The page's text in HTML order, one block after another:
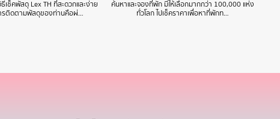
เช็คพัสดุ Lex TH ที่สะดวกและง่าย
รติดตามพัสดุของท่านคือผ่…
ค้นหาและจองที่พัก มีให้เลือกมากกว่า 100,000 แห่ง
ทั่วโลก ไปเช็คราคาเพื่อหาที่พักท…